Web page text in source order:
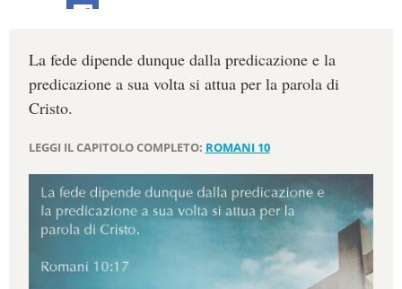
La fede dipende dunque dalla predicazione e la
predicazione a sua volta si attua per la parola di
Cristo.
LEGGI IL CAPITOLO COMPLETO: ROMANI 10